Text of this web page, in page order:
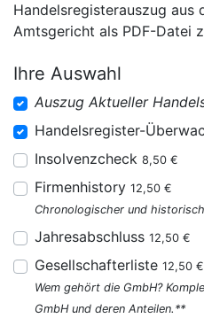
Handelsregisterauszug aus
Amtsgericht als PDF-Datei
Ihre Auswahl
Auszug Aktueller
Handelsregister-
Insolvenzcheck 8,50 €
Firmenhistory 12,50 €
Chronologischer und
Jahresabschluss 12,50 €
Gesellschafterliste 12,50 €
Wem gehört die GmbH?
GmbH und deren Anteilen.**